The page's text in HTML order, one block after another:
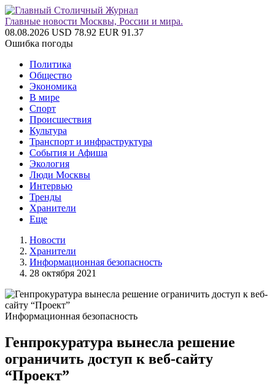
Главные новости Москвы, России и мира.
08.08.2026 USD 78.92 EUR 91.37
Ошибка погоды
Политика
Общество
Экономика
В мире
Спорт
Происшествия
Культура
Транспорт и инфраструктура
События и Афиша
Экология
Люди Москвы
Интервью
Тренды
Хранители
Еще
Новости
Хранители
Информационная безопасность
28 октября 2021
Информационная безопасность
Генпрокуратура вынесла решение
ограничить доступ к веб-сайту
“Проект”